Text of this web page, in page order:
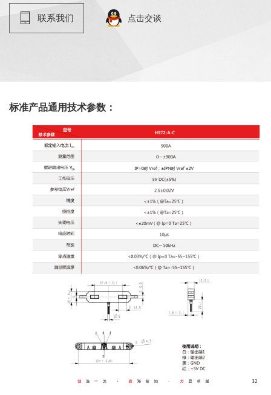
联系我们 点击交谈
标准产品通用技术参数：